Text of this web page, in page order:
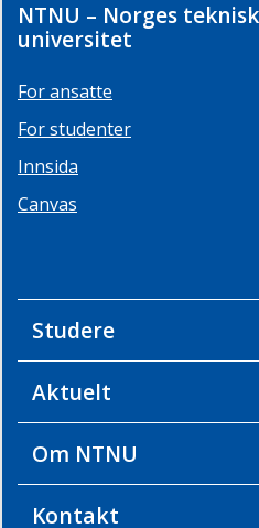
NTNU – Norges
universitet
For ansatte
For studenter
Innsida
Canvas
Studere
Aktuelt
Om NTNU
Kontakt